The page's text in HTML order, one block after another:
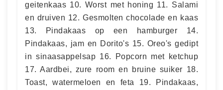
geitenkaas 10. Worst met honing 11. Salami
en druiven 12. Gesmolten chocolade en kaas
13. Pindakaas op een hamburger 14.
Pindakaas, jam en Dorito's 15. Oreo's gedipt
in sinaasappelsap 16. Popcorn met ketchup
17. Aardbei, zure room en bruine suiker 18.
Toast, watermeloen en feta 19. Pindakaas,